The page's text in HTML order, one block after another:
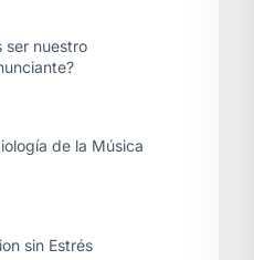
ser nuestro
de la Música
sin Estrés